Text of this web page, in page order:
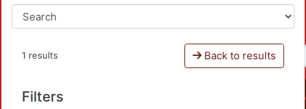
1 results Back to results
Filters